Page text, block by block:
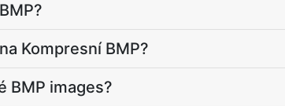
Kompresní BMP?
BMP images?